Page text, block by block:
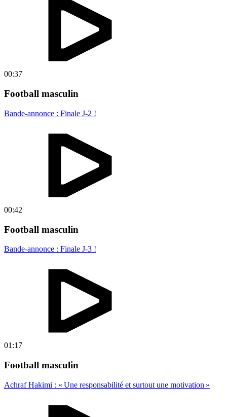
00:37
Football masculin
Bande-annonce : Finale J-2 !
00:42
Football masculin
Bande-annonce : Finale J-3 !
01:17
Football masculin
Achraf Hakimi : « Une responsabilité et surtout une motivation »